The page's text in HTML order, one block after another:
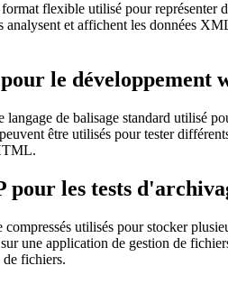
flexible utilisé pour représenter
et affichent les données
le développement
de balisage standard utilisé
être utilisés pour tester
les tests
utilisés pour stocker
une application de gestion de
de fichiers.